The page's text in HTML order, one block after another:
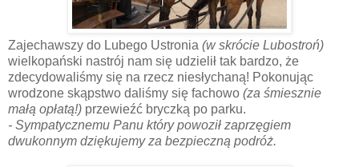
Zajechawszy do Lubego Ustronia (w skrócie Lubostroń)
wielkopański nastrój nam się udzielił tak bardzo, że
zdecydowaliśmy się na rzecz niesłychaną! Pokonując
wrodzone skąpstwo daliśmy się fachowo (za śmiesznie
małą opłatą!) przewieźć bryczką po parku.
- Sympatycznemu Panu który powoził zaprzęgiem
dwukonnym dziękujemy za bezpieczną podróż.